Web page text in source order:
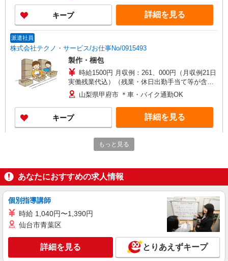
キープ 詳細を見る
派遣社員
株式会社テクノ・サービス/お仕事No/0915493
製作・梱包
時給1500円 月収例：261、000円（月収例21日
実働残業代込）（残業・休日出勤手当て等が含ま
れています） 交通費全額支給
山梨県甲府市 ＊車・バイク通勤OK
キープ 詳細を見る
株式会社テクノ・サービス/お仕事No/0832431
時給1220円 月収例：201、600円以上可能（月
収例）（残業・休日出勤手当て等が含まれていま
す） 交通費全額支給
山梨県甲府市 ＊車・バイク通勤OK
キープ 詳細を見る
株式会社日本ワークプレイス/Yamanashi021
もっと見る
あなたにおすすめの求人情報
個別指導講師
時給 1,040円〜1,390円
仙台市青葉区
詳細を見る とりあえずキープ